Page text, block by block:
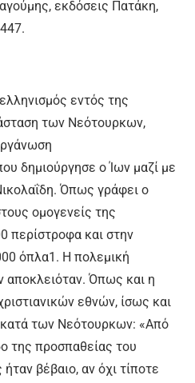
εκδόσεις Πατάκη,
εντός της
των Νεότουρκων,
δημιούργησε ο Ίων μαζί με
Όπως γράφει ο
ομογενείς της
περίστροφα και στην
όπλα1. Η πολεμική
Όπως και η
εθνών, ίσως και
των Νεότουρκων: «Από
της προσπαθείας του
βέβαιο, αν όχι τίποτε